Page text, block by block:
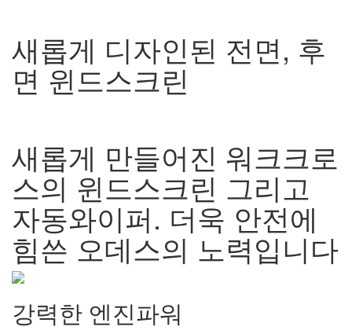
새롭게 디자인된 전면, 후
면 윈드스크린
새롭게 만들어진 워크크로
스의 윈드스크린 그리고
자동와이퍼. 더욱 안전에
힘쓴 오데스의 노력입니다
강력한 엔진파워